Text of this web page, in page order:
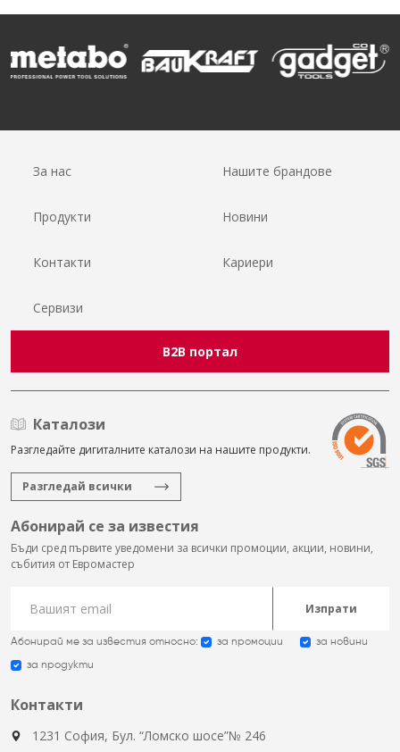
За нас Нашите брандове
Продукти Новини
Контакти Кариери
Сервизи
B2B портал
Каталози
Разгледайте дигиталните каталози на нашите продукти.
Разгледай всички
Абонирай се за известия
Бъди сред първите уведомени за всички промоции, акции, новини,
събития от Евромастер
Изпрати
Абонирай ме за известия относно: за промоции за новини
за продукти
Контакти
1231 София, Бул. “Ломско шосе”№ 246